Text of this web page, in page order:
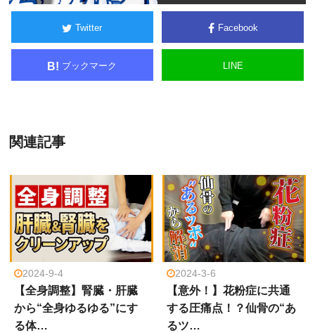
Twitter Facebook
B! ブックマーク LINE
関連記事
2024-9-4
【全身調整】腎臓・肝臓
から“全身ゆるゆる”にす
る体…
2024-3-6
【意外！】花粉症に共通
する圧痛点！？仙骨の“あ
るツ…